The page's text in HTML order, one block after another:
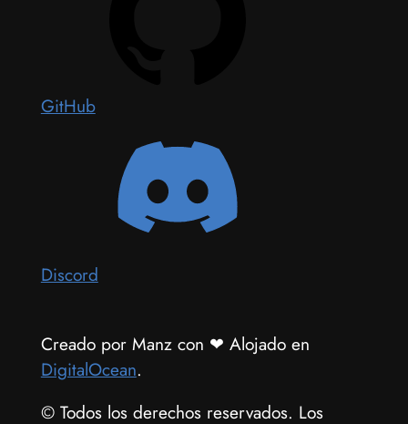
GitHub
Discord
Creado por Manz con ❤ Alojado en
DigitalOcean.
© Todos los derechos reservados. Los